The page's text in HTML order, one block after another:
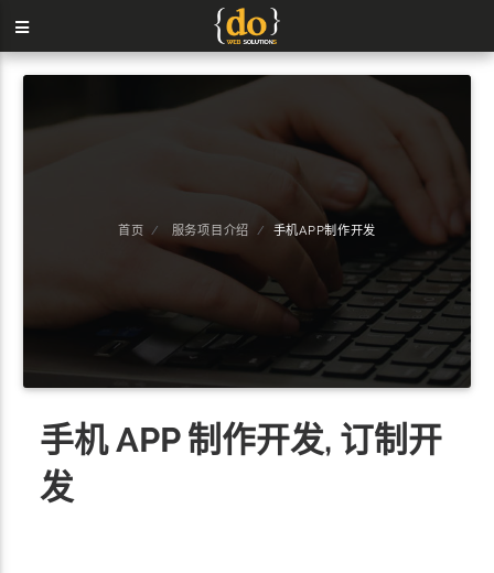
首页 服务项目介绍 手机APP制作开发
手机 APP 制作开发, 订制开
发